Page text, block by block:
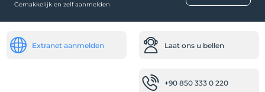
Fax/fotokopie
Luchthavenshuttle (betaald)
De ingang van de hoofdingang is platvoet
Gemakkelijk en zelf aanmelden
Extranet aanmelden Laat ons u bellen
+90 850 333 0 220